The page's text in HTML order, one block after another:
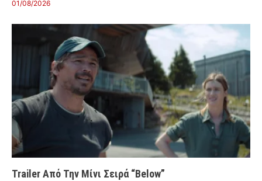
01/08/2026
Trailer Από Την Μίνι Σειρά “Below”